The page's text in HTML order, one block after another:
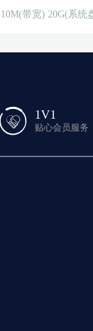
10M(带宽) 20G(系统
1V1
贴心会员服务